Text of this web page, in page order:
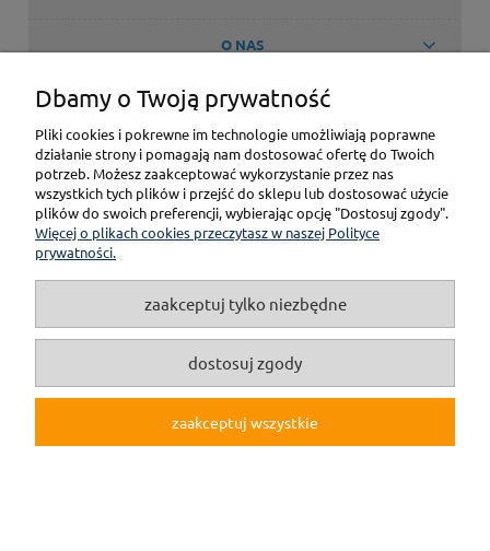
O NAS
pokaż pełną wersję strony
(c)2019 Internetowy Sklep Modelarski online F3M.pl
Sklep internetowy Shoper.pl
Dbamy o Twoją prywatność
Pliki cookies i pokrewne im technologie umożliwiają poprawne
działanie strony i pomagają nam dostosować ofertę do Twoich
potrzeb. Możesz zaakceptować wykorzystanie przez nas
wszystkich tych plików i przejść do sklepu lub dostosować użycie
plików do swoich preferencji, wybierając opcję "Dostosuj zgody".
Więcej o plikach cookies przeczytasz w naszej Polityce
prywatności.
zaakceptuj tylko niezbędne
dostosuj zgody
zaakceptuj wszystkie